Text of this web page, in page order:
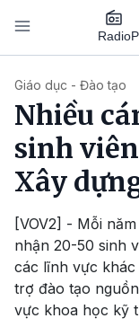
Nhảy đến nội dung
Radio
Giáo dục - Đào tạo
Nhiều
sinh
Xây
[VOV2] - Mỗi
nhận 20-50 sinh
các lĩnh vực
trợ đào tạo
vực khoa học kỹ